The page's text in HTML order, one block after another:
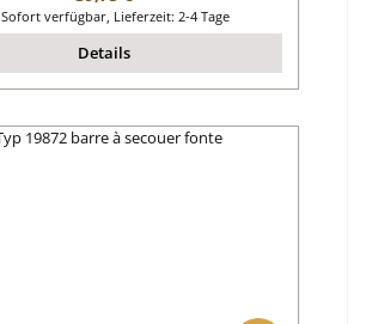
Sofort verfügbar, Lieferzeit: 2-4 Tage
Details